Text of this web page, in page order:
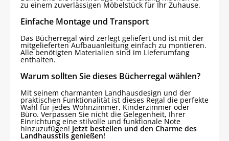
zu einem zuverlässigen Möbelstück für Ihr Zuhause.
Einfache Montage und Transport
Das Bücherregal wird zerlegt geliefert und ist mit der
mitgelieferten Aufbauanleitung einfach zu montieren.
Alle benötigten Materialien sind im Lieferumfang
enthalten.
Warum sollten Sie dieses Bücherregal wählen?
Mit seinem charmanten Landhausdesign und der
praktischen Funktionalität ist dieses Regal die perfekte
Wahl für jedes Wohnzimmer, Kinderzimmer oder
Büro. Verpassen Sie nicht die Gelegenheit, Ihrer
Einrichtung eine stilvolle und funktionale Note
hinzuzufügen! Jetzt bestellen und den Charme des
Landhausstils genießen!